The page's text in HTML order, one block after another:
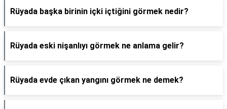
Rüyada başka birinin içki içtiğini görmek nedir?
Rüyada eski nişanlıyı görmek ne anlama gelir?
Rüyada evde çıkan yangını görmek ne demek?